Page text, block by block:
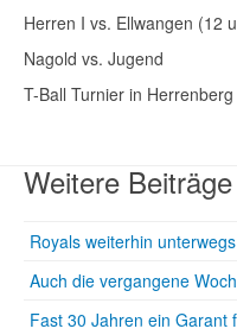
Herren I vs. Ellwangen (12
Nagold vs. Jugend
T-Ball Turnier in Herrenberg
Weitere
Royals weiterhin unterwegs
Auch die vergangene
Fast 30 Jahren ein Garant